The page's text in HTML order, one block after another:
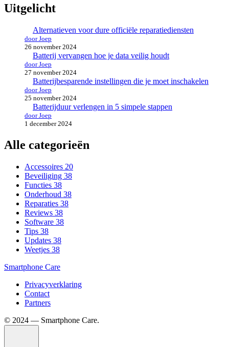
Uitgelicht
Alternatieven voor dure officiële reparatiediensten
door Joep
26 november 2024
Batterij vervangen hoe je data veilig houdt
door Joep
27 november 2024
Batterijbesparende instellingen die je moet inschakelen
door Joep
25 november 2024
Batterijduur verlengen in 5 simpele stappen
door Joep
1 december 2024
Alle categorieën
Accessoires 20
Beveiliging 38
Functies 38
Onderhoud 38
Reparaties 38
Reviews 38
Software 38
Tips 38
Updates 38
Weetjes 38
Smartphone Care
Privacyverklaring
Contact
Partners
©️ 2024 — Smartphone Care.